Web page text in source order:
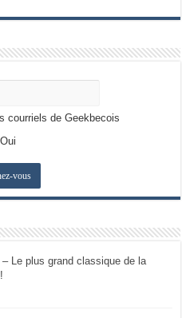
courriels de Geekbecois
Oui
Le plus grand classique de la